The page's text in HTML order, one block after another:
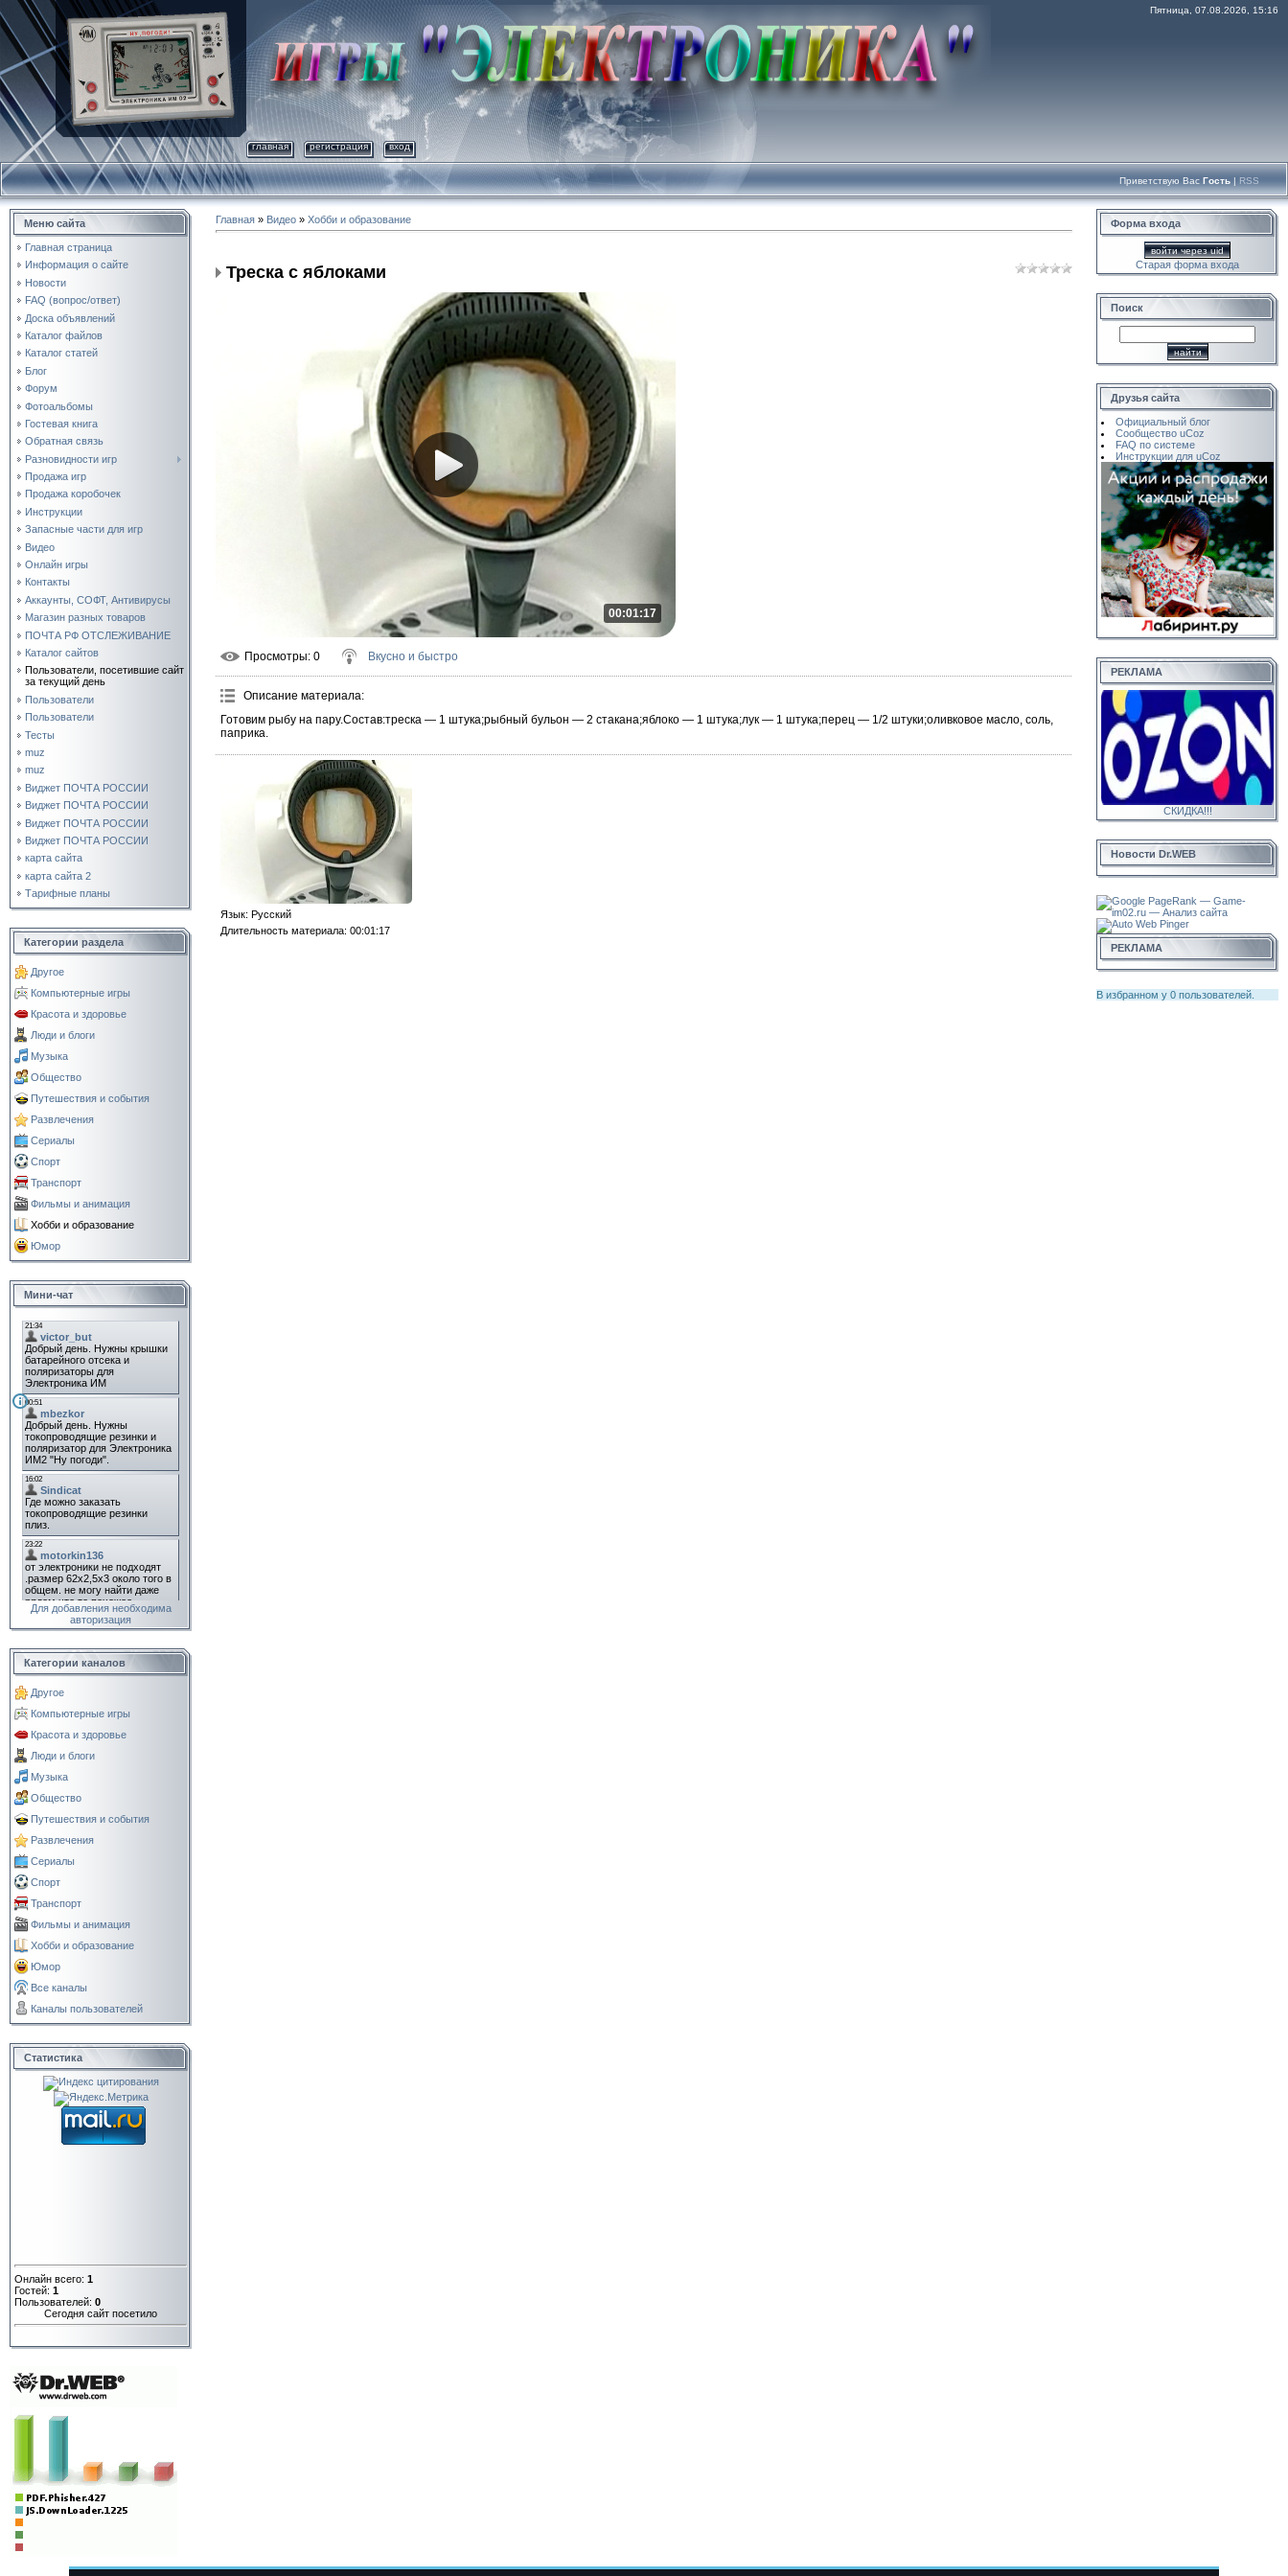
Пятница, 07.08.2026, 15:16
главная регистрация вход
Приветствую Вас Гость | RSS
Меню сайта
Главная страница
Информация о сайте
Новости
FAQ (вопрос/ответ)
Доска объявлений
Каталог файлов
Каталог статей
Блог
Форум
Фотоальбомы
Гостевая книга
Обратная связь
Разновидности игр
Продажа игр
Продажа коробочек
Инструкции
Запасные части для игр
Видео
Онлайн игры
Контакты
Аккаунты, СОФТ, Антивирусы
Магазин разных товаров
ПОЧТА РФ ОТСЛЕЖИВАНИЕ
Каталог сайтов
Пользователи, посетившие сайт
за текущий день
Пользователи
Пользователи
Тесты
muz
muz
Виджет ПОЧТА РОССИИ
Виджет ПОЧТА РОССИИ
Виджет ПОЧТА РОССИИ
Виджет ПОЧТА РОССИИ
карта сайта
карта сайта 2
Тарифные планы
Категории раздела
Другое
Компьютерные игры
Красота и здоровье
Люди и блоги
Музыка
Общество
Путешествия и события
Развлечения
Сериалы
Спорт
Транспорт
Фильмы и анимация
Хобби и образование
Юмор
Мини-чат
Для добавления необходима
авторизация
Категории каналов
Другое
Компьютерные игры
Красота и здоровье
Люди и блоги
Музыка
Общество
Путешествия и события
Развлечения
Сериалы
Спорт
Транспорт
Фильмы и анимация
Хобби и образование
Юмор
Все каналы
Каналы пользователей
Статистика
Онлайн всего: 1
Гостей: 1
Пользователей: 0
Сегодня сайт посетило
Главная » Видео » Хобби и образование
Треска с яблоками
00:01:17
Просмотры: 0 Вкусно и быстро
Описание материала:
Готовим рыбу на пару.Состав:треска — 1 штука;рыбный бульон — 2 стакана;яблоко — 1 штука;лук — 1 штука;перец — 1/2 штуки;оливковое масло, соль,
паприка.
Язык: Русский
Длительность материала: 00:01:17
Форма входа
войти через uid
Старая форма входа
Поиск
Друзья сайта
Официальный блог
Сообщество uCoz
FAQ по системе
Инструкции для uCoz
РЕКЛАМА
СКИДКА!!!
Новости Dr.WEB
РЕКЛАМА
В избранном у 0 пользователей.